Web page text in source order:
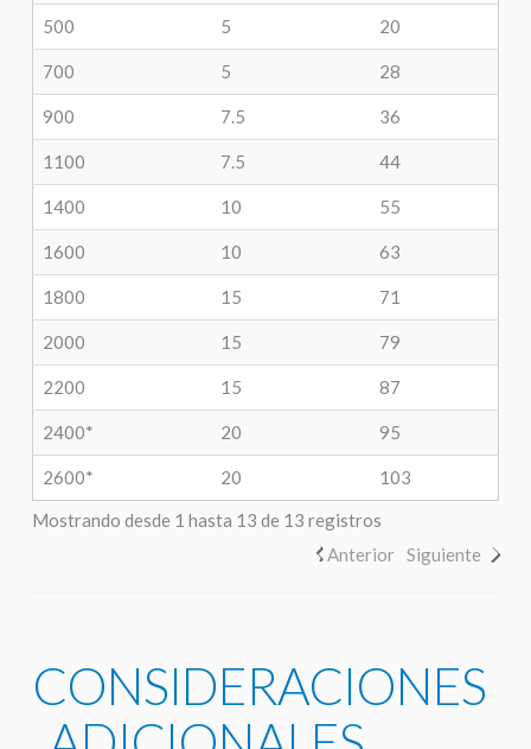
500 5 20
700 5 28
900 7.5 36
1100 7.5 44
1400 10 55
1600 10 63
1800 15 71
2000 15 79
2200 15 87
2400* 20 95
2600* 20
103
Mostrando desde 1 hasta 13 de 13 registros
Anterior
Siguiente
CONSIDERACIONES